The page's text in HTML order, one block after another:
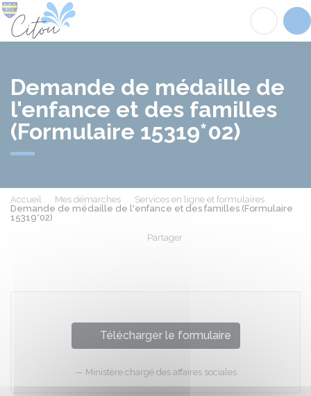
Demande de médaille de
l'enfance et des familles
(Formulaire 15319*02)
Accueil Mes démarches
Services en ligne et formulaires
Demande de médaille de l'enfance et des familles (Formulaire
15319*02)
Partager
Télécharger le formulaire
Ministère chargé des affaires sociales